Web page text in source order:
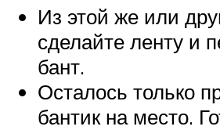
Из этой же или
сделайте ленту и
бант.
Осталось только
бантик на место.